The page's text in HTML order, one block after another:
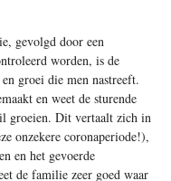
gevolgd door een
worden, is de
groei die men nastreeft.
en weet de sturende
groeien. Dit vertaalt zich in
onzekere coronaperiode!),
en het gevoerde
de familie zeer goed waar